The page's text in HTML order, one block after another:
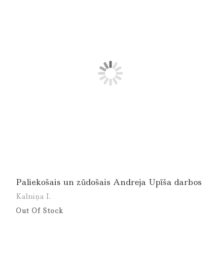
Paliekošais un zūdošais Andreja Upīša darbos
Kalniņa I.
Out Of Stock